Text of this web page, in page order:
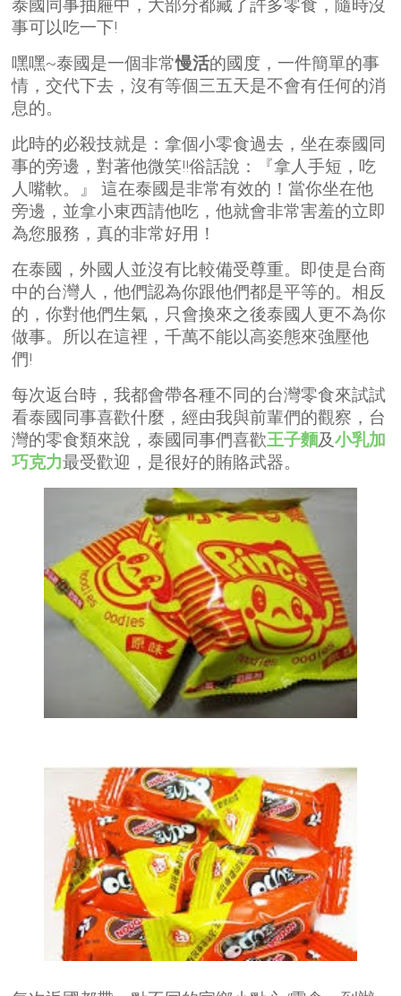
泰國同事抽屜中，大部分都藏了許多零食，隨時沒
事可以吃一下!
嘿嘿~泰國是一個非常慢活的國度，一件簡單的事
情，交代下去，沒有等個三五天是不會有任何的消
息的。
此時的必殺技就是：拿個小零食過去，坐在泰國同
事的旁邊，對著他微笑!!俗話說：『拿人手短，吃
人嘴軟。』 這在泰國是非常有效的！當你坐在他
旁邊，並拿小東西請他吃，他就會非常害羞的立即
為您服務，真的非常好用！
在泰國，外國人並沒有比較備受尊重。即使是台商
中的台灣人，他們認為你跟他們都是平等的。相反
的，你對他們生氣，只會換來之後泰國人更不為你
做事。所以在這裡，千萬不能以高姿態來強壓他
們!
每次返台時，我都會帶各種不同的台灣零食來試試
看泰國同事喜歡什麼，經由我與前輩們的觀察，台
灣的零食類來說，泰國同事們喜歡王子麵及小乳加
巧克力最受歡迎，是很好的賄賂武器。